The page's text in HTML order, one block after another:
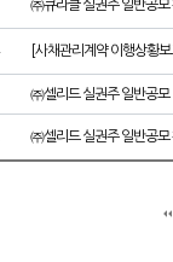
㈜큐라클 실권주 일반공모
[사채관리계약 이행상황
㈜셀리드 실권주 일반공모
㈜셀리드 실권주 일반공모